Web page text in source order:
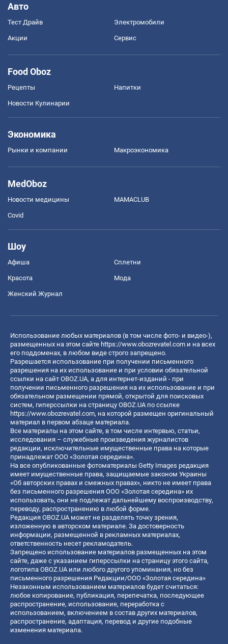
Авто
Тест Драйв Электромобили
Акции Сервис
Food Oboz
Рецепты Напитки
Новости Кулинарии
Экономика
Рынки и компании Mакроэкономика
MedOboz
Новости медицины MAMACLUB
Covid
Шоу
Афиша Сплетни
Красота Мода
Женский Журнал
Использование любых материалов (в том числе фото- и видео-),
размещенных на этом сайте https://www.obozrevatel.com и на всех
его поддоменах, в любом виде строго запрещено.
Разрешается использование при получении письменного
разрешения на их использование и при условии обязательной
ссылки на сайт OBOZ.UA, а для интернет-изданий - при
получении письменного разрешения на их использование и при
обязательном размещении прямой, открытой для поисковых
систем, гиперссылки на страницу OBOZ.UA по ссылке
https://www.obozrevatel.com, на которой размещен оригинальный
материал в первом абзаце материала.
Все материалы на этом сайте, в том числе интервью, статьи,
исследования – служебные произведения журналистов
редакции, исключительные имущественные права на которые
принадлежат ООО «Золотая середина».
На все опубликованные фотоматериалы Getty Images редакция
имеет имущественные права, защищаемые законом Украины
«Об авторских правах и смежных правах», никто не имеет права
без письменного разрешения ООО «Золотая середина» их
использовать, они не подлежат дальнейшему воспроизводству,
переводу, распространению в любой форме.
Редакция OBOZ.UA может не разделять точку зрения,
изложенную в авторском материале. За достоверность
информации, размещенной в рекламных материалах,
ответственность несет рекламодатель.
Запрещено использование материалов размещенных на этом
сайте, даже с указанием гиперссылки на страницу этого сайта,
логотипа OBOZ.UA или любого другого упоминания, но без
письменного разрешения Редакции/ООО «Золотая середина»
Незаконным использованием материалов будет считаться:
любое копирование, публикация, перепечатка, последующее
распространение, использование, переработка с
использованием, включением в состав других материалов,
распространение, адаптация, перевод и другие подобные
изменения материала.